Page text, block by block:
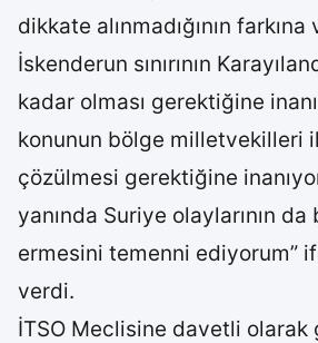
dikkate alınmadığının farkına
İskenderun sınırının
kadar olması gerektiğine
konunun bölge milletvekilleri
çözülmesi gerektiğine
yanında Suriye olaylarının
ermesini temenni ediyorum”
verdi.
İTSO Meclisine davetli olarak